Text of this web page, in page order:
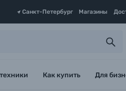
Санкт-Петербург Магазины
Как купить Для